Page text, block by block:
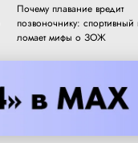
Почему плавание вредит
позвоночнику: спортивный
ломает мифы о ЗОЖ